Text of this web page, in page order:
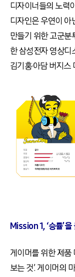
디자이너들의 노력
디자인은 우연이
만들기 위한 고군분
한 삼성전자 영상디
김기홍·아담 버지
Mission 1, ‘승률’
게이머를 위한 제품
보는 것’. 게이머의